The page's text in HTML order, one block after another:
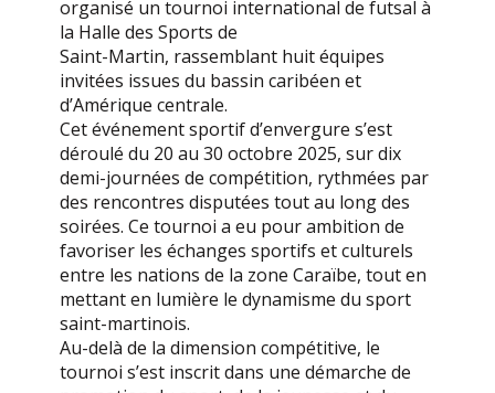
organisé un tournoi international de futsal à
la Halle des Sports de
Saint-Martin, rassemblant huit équipes
invitées issues du bassin caribéen et
d’Amérique centrale.
Cet événement sportif d’envergure s’est
déroulé du 20 au 30 octobre 2025, sur dix
demi-journées de compétition, rythmées par
des rencontres disputées tout au long des
soirées. Ce tournoi a eu pour ambition de
favoriser les échanges sportifs et culturels
entre les nations de la zone Caraïbe, tout en
mettant en lumière le dynamisme du sport
saint-martinois.
Au-delà de la dimension compétitive, le
tournoi s’est inscrit dans une démarche de